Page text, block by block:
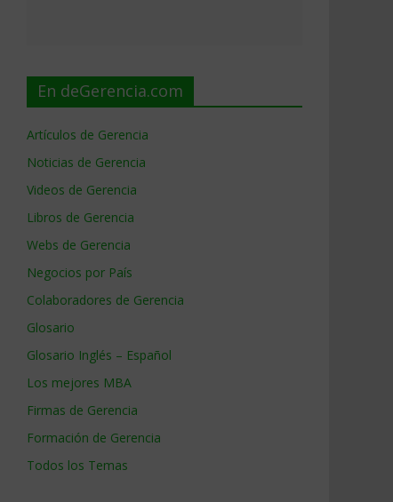
En deGerencia.com
Artículos de Gerencia
Noticias de Gerencia
Videos de Gerencia
Libros de Gerencia
Webs de Gerencia
Negocios por País
Colaboradores de Gerencia
Glosario
Glosario Inglés – Español
Los mejores MBA
Firmas de Gerencia
Formación de Gerencia
Todos los Temas